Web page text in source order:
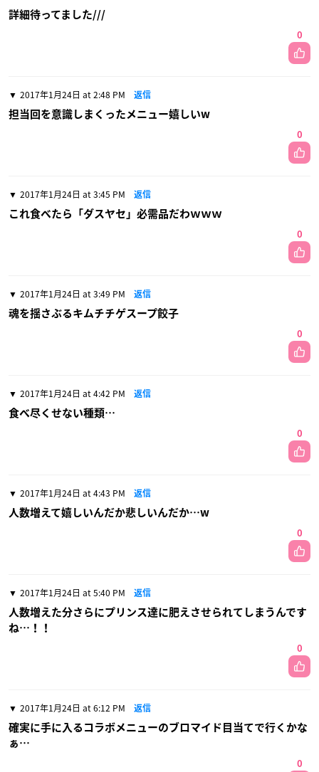
詳細待ってました///
0
2017年1月24日 at 2:48 PM 返信
担当回を意識しまくったメニュー嬉しいw
0
2017年1月24日 at 3:45 PM 返信
これ食べたら「ダスヤセ」必需品だわｗｗｗ
0
2017年1月24日 at 3:49 PM 返信
魂を揺さぶるキムチチゲスープ餃子
0
2017年1月24日 at 4:42 PM 返信
食べ尽くせない種類…
0
2017年1月24日 at 4:43 PM 返信
人数増えて嬉しいんだか悲しいんだか…w
0
2017年1月24日 at 5:40 PM 返信
人数増えた分さらにプリンス達に肥えさせられてしまうんです
ね…！！
0
2017年1月24日 at 6:12 PM 返信
確実に手に入るコラボメニューのブロマイド目当てで行くかな
ぁ…
0